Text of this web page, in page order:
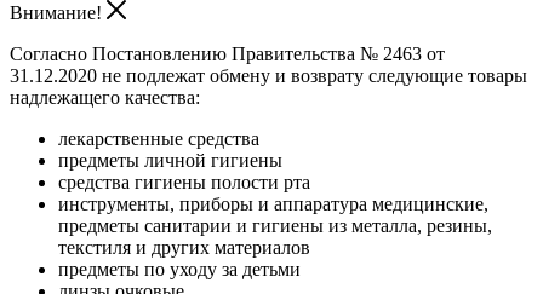
Внимание!
Согласно Постановлению Правительства № 2463 от
31.12.2020 не подлежат обмену и возврату следующие товары
надлежащего качества:
лекарственные средства
предметы личной гигиены
средства гигиены полости рта
инструменты, приборы и аппаратура медицинские,
предметы санитарии и гигиены из металла, резины,
текстиля и других материалов
предметы по уходу за детьми